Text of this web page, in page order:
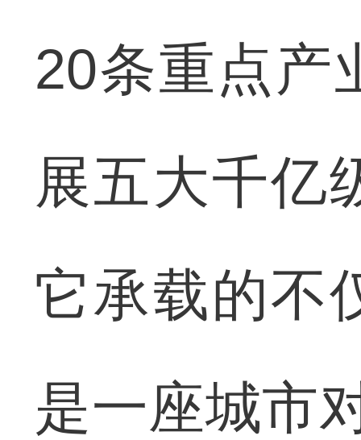
20条重点产
展五大千亿
它承载的不
是一座城市